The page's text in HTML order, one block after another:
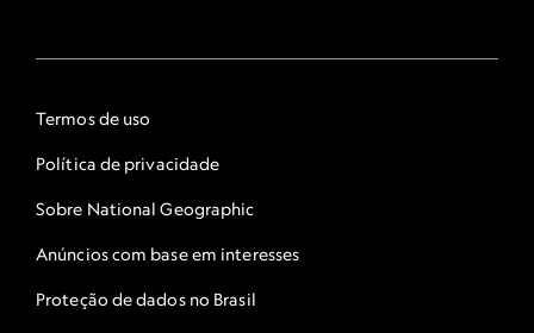
Termos de uso
Política de privacidade
Sobre National Geographic
Anúncios com base em interesses
Proteção de dados no Brasil